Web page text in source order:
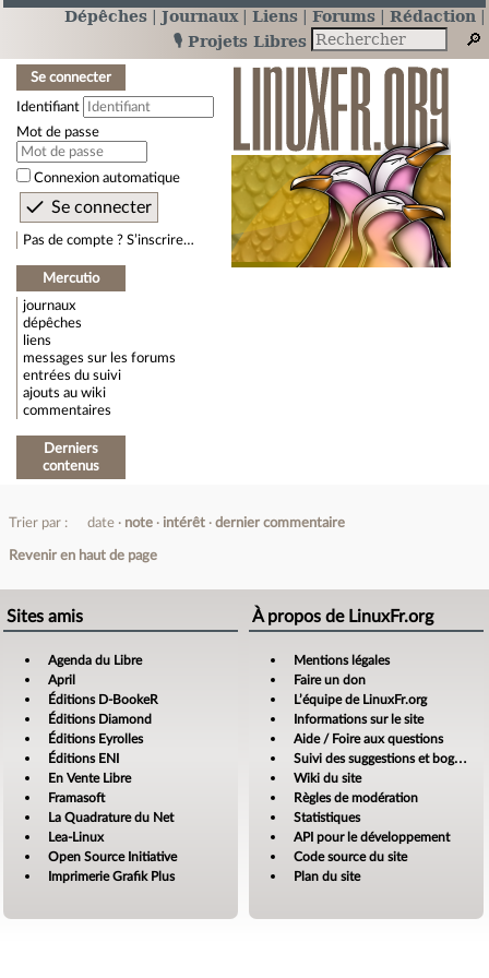
Dépêches Journaux Liens Forums
Rédaction
🎙️ Projets Libres
Se connecter
Identifiant
Mot de passe
Connexion automatique
Pas de compte ? S’inscrire…
Mercutio
journaux
dépêches
liens
messages sur les forums
entrées du suivi
ajouts au wiki
commentaires
Derniers
contenus
Trier par : date note intérêt dernier commentaire
Revenir en haut de page
Sites amis
Agenda du Libre
April
Éditions D-BookeR
Éditions Diamond
Éditions Eyrolles
Éditions ENI
En Vente Libre
Framasoft
La Quadrature du Net
Lea-Linux
Open Source Initiative
Imprimerie Grafik Plus
À propos de LinuxFr.org
Mentions légales
Faire un don
L’équipe de LinuxFr.org
Informations sur le site
Aide / Foire aux questions
Suivi des suggestions et bogues
Wiki du site
Règles de modération
Statistiques
API pour le développement
Code source du site
Plan du site